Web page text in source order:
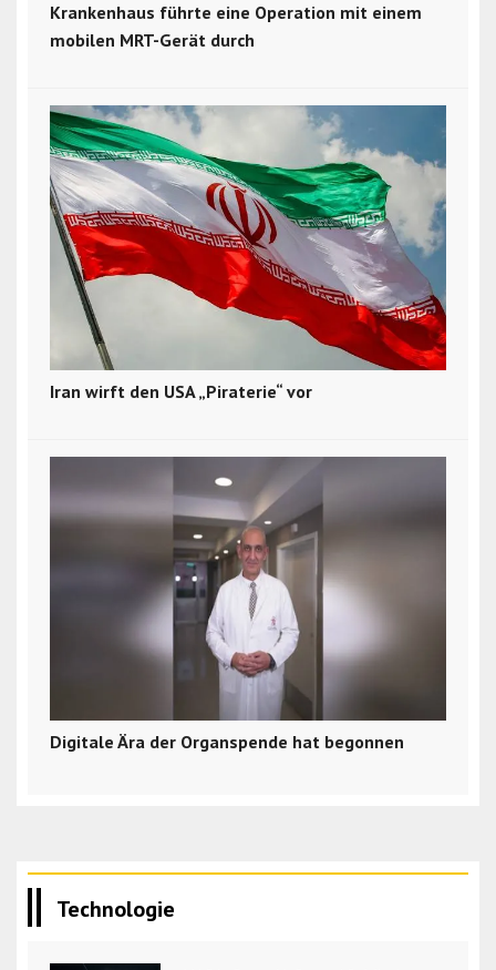
Krankenhaus führte eine Operation mit einem
mobilen MRT-Gerät durch
Iran wirft den USA „Piraterie“ vor
Digitale Ära der Organspende hat begonnen
Technologie